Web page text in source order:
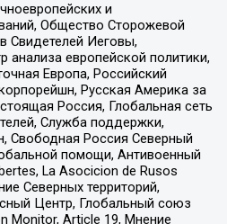
и
Общество Сторожевой
Свидетелей Иеговы,
анализа европейской политики,
Европа, Российский
Русская Америка за
Россия, Глобальная сеть
Служба поддержки,
Свободная Россия Северный
помощи, Антивоенный
La Asocicion de Rusos
Северных территорий,
Центр, Глобальный союз
Monitor, Article 19, Мнение